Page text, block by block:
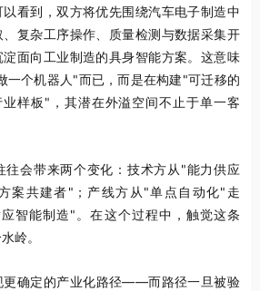
看到，双方将优先围绕汽车电子制造中
复杂工序操作、质量检测与数据采集开
面向工业制造的具身智能方案。这意味
一个机器人"而已，而是在构建"可迁移的
样板"，其潜在外溢空间不止于单一客
往会带来两个变化：技术方从"能力供应
案共建者"；产线方从"单点自动化"走
智能制造"。在这个过程中，触觉这条
岭。
更确定的产业化路径——而路径一旦被验